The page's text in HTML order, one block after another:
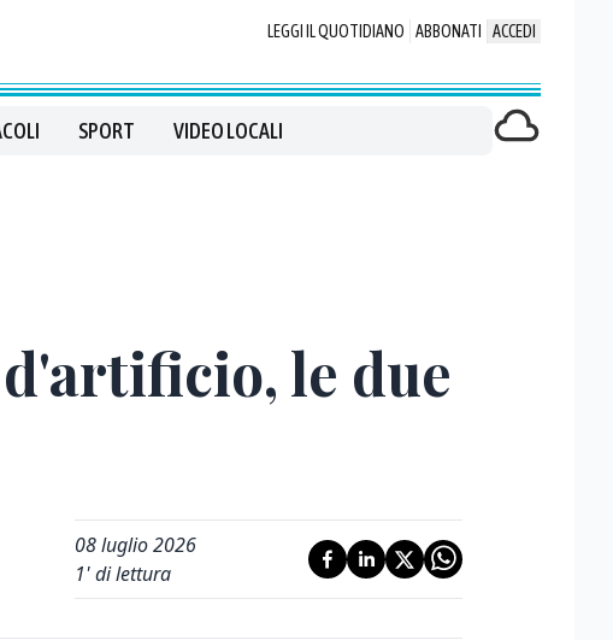
LEGGI IL QUOTIDIANO ABBONATI ACCEDI
SPORT VIDEO LOCALI
le due
08 luglio 2026
1' di lettura